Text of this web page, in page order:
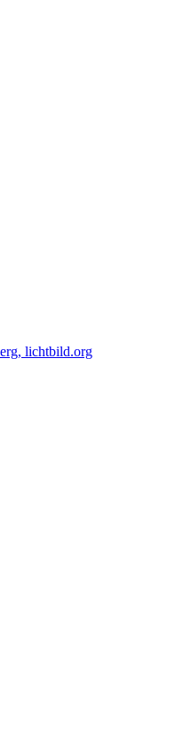
lichtbild.org